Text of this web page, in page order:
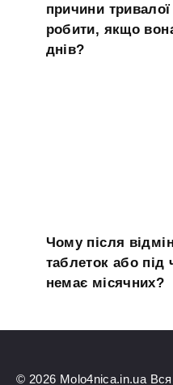
причини
робити, якщо
днів?
Чому після
таблеток або під
немає місячних?
© 2026 Molo4nica.in.ua Вся